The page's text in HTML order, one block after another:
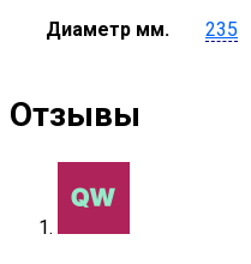
Диаметр мм. 235
Отзывы